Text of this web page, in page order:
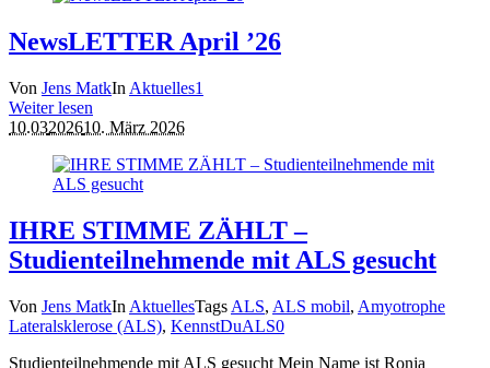
NewsLETTER April ’26
Von Jens MatkIn Aktuelles1
Weiter lesen
10.03202610. März 2026
IHRE STIMME ZÄHLT –
Studienteilnehmende mit ALS gesucht
Von Jens MatkIn AktuellesTags ALS, ALS mobil, Amyotrophe
Lateralsklerose (ALS), KennstDuALS0
Studienteilnehmende mit ALS gesucht Mein Name ist Ronja